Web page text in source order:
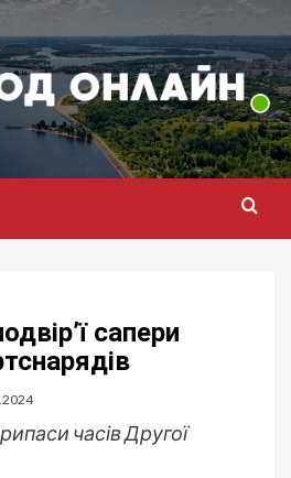
сапери
часів Другої